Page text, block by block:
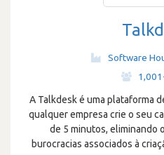
Software
A Talkdesk é uma plataforma
qualquer empresa crie o seu
de 5 minutos, eliminando
burocracias associados à